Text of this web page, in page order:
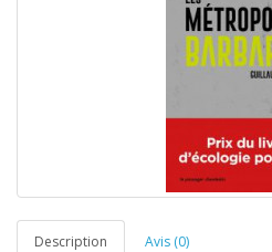
Description Avis (0)